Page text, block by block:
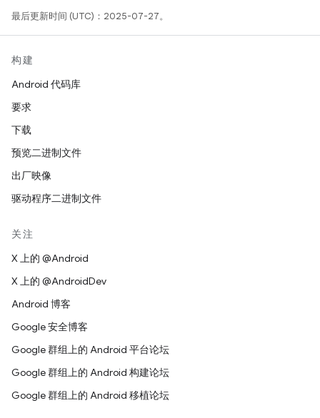
最后更新时间 (UTC)：2025-07-27。
构建
Android 代码库
要求
下载
预览二进制文件
出厂映像
驱动程序二进制文件
关注
X 上的 @Android
X 上的 @AndroidDev
Android 博客
Google 安全博客
Google 群组上的 Android 平台论坛
Google 群组上的 Android 构建论坛
Google 群组上的 Android 移植论坛